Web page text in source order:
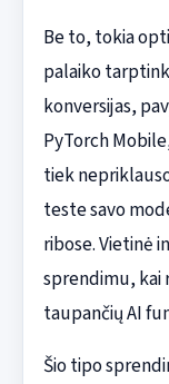
Be to, tokia
palaiko
konversijas,
PyTorch
tiek
teste savo
ribose. Vietinė
sprendimu, kai
taupančių AI
Šio tipo